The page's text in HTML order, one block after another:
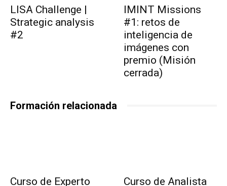
LISA Challenge |
Strategic analysis
#2
IMINT Missions
#1: retos de
inteligencia de
imágenes con
premio (Misión
cerrada)
Formación relacionada
Curso de Experto Curso de Analista